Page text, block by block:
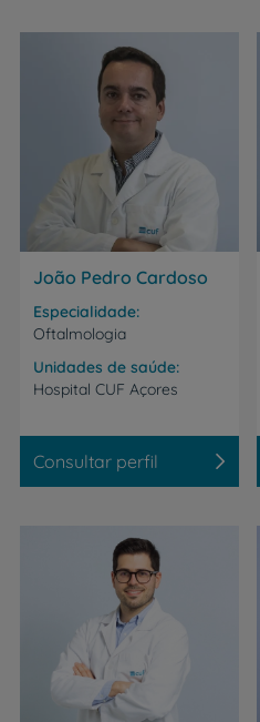
João Pedro Cardoso
Especialidade
Oftalmologia
Unidades de saúde
Hospital CUF Açores
Consultar perfil